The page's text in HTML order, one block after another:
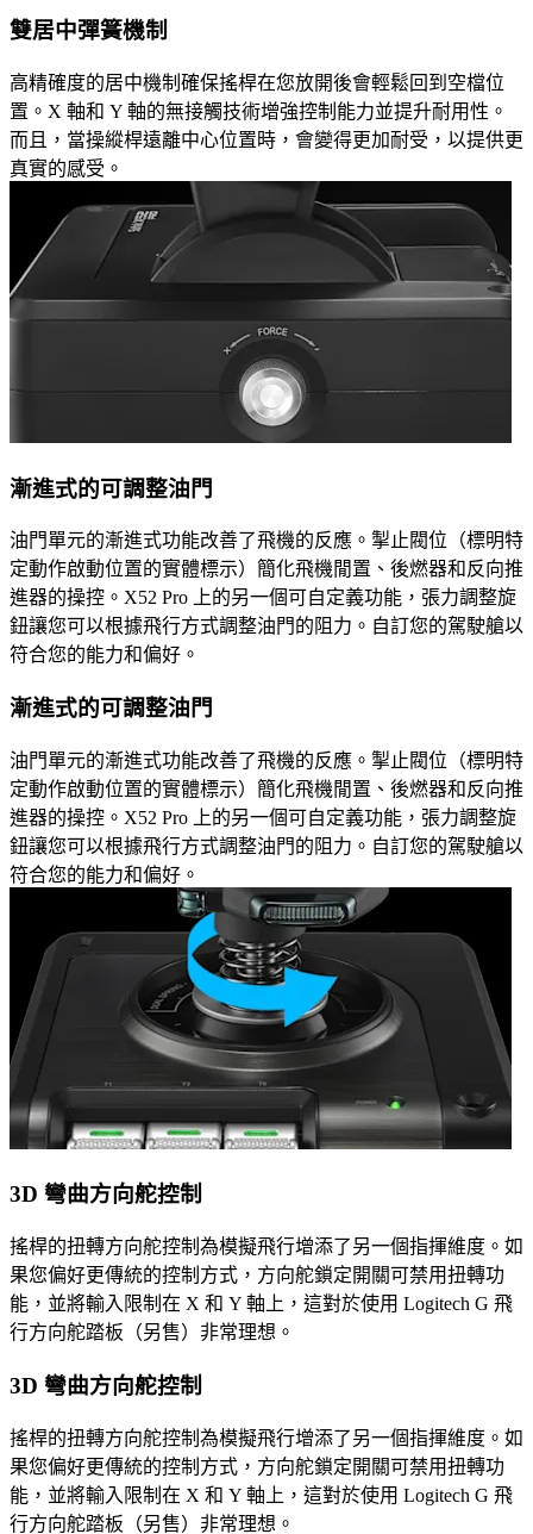
雙居中彈簧機制
高精確度的居中機制確保搖桿在您放開後會輕鬆回到空檔位
置。X 軸和 Y 軸的無接觸技術增強控制能力並提升耐用性。
而且，當操縱桿遠離中心位置時，會變得更加耐受，以提供更
真實的感受。
漸進式的可調整油門
油門單元的漸進式功能改善了飛機的反應。掣止閥位（標明特
定動作啟動位置的實體標示）簡化飛機閒置、後燃器和反向推
進器的操控。X52 Pro 上的另一個可自定義功能，張力調整旋
鈕讓您可以根據飛行方式調整油門的阻力。自訂您的駕駛艙以
符合您的能力和偏好。
漸進式的可調整油門
油門單元的漸進式功能改善了飛機的反應。掣止閥位（標明特
定動作啟動位置的實體標示）簡化飛機閒置、後燃器和反向推
進器的操控。X52 Pro 上的另一個可自定義功能，張力調整旋
鈕讓您可以根據飛行方式調整油門的阻力。自訂您的駕駛艙以
符合您的能力和偏好。
3D 彎曲方向舵控制
搖桿的扭轉方向舵控制為模擬飛行增添了另一個指揮維度。如
果您偏好更傳統的控制方式，方向舵鎖定開關可禁用扭轉功
能，並將輸入限制在 X 和 Y 軸上，這對於使用 Logitech G 飛
行方向舵踏板（另售）非常理想。
3D 彎曲方向舵控制
搖桿的扭轉方向舵控制為模擬飛行增添了另一個指揮維度。如
果您偏好更傳統的控制方式，方向舵鎖定開關可禁用扭轉功
能，並將輸入限制在 X 和 Y 軸上，這對於使用 Logitech G 飛
行方向舵踏板（另售）非常理想。